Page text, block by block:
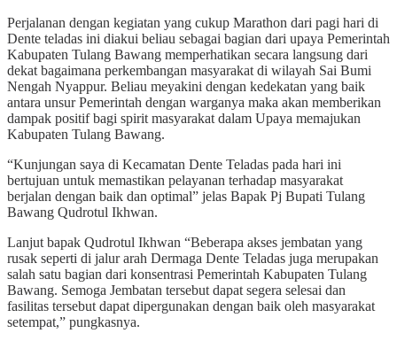
Perjalanan dengan kegiatan yang cukup Marathon dari pagi hari di
Dente teladas ini diakui beliau sebagai bagian dari upaya Pemerintah
Kabupaten Tulang Bawang memperhatikan secara langsung dari
dekat bagaimana perkembangan masyarakat di wilayah Sai Bumi
Nengah Nyappur. Beliau meyakini dengan kedekatan yang baik
antara unsur Pemerintah dengan warganya maka akan memberikan
dampak positif bagi spirit masyarakat dalam Upaya memajukan
Kabupaten Tulang Bawang.
“Kunjungan saya di Kecamatan Dente Teladas pada hari ini
bertujuan untuk memastikan pelayanan terhadap masyarakat
berjalan dengan baik dan optimal” jelas Bapak Pj Bupati Tulang
Bawang Qudrotul Ikhwan.
Lanjut bapak Qudrotul Ikhwan “Beberapa akses jembatan yang
rusak seperti di jalur arah Dermaga Dente Teladas juga merupakan
salah satu bagian dari konsentrasi Pemerintah Kabupaten Tulang
Bawang. Semoga Jembatan tersebut dapat segera selesai dan
fasilitas tersebut dapat dipergunakan dengan baik oleh masyarakat
setempat,” pungkasnya.